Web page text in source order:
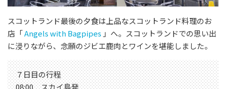
スコットランド最後の夕食は上品なスコットランド料理のお
店「Angels with Bagpipes 」へ。スコットランドでの思い出
に浸りながら、念願のジビエ鹿肉とワインを堪能しました。
７日目の行程
08:00 スカイ島発